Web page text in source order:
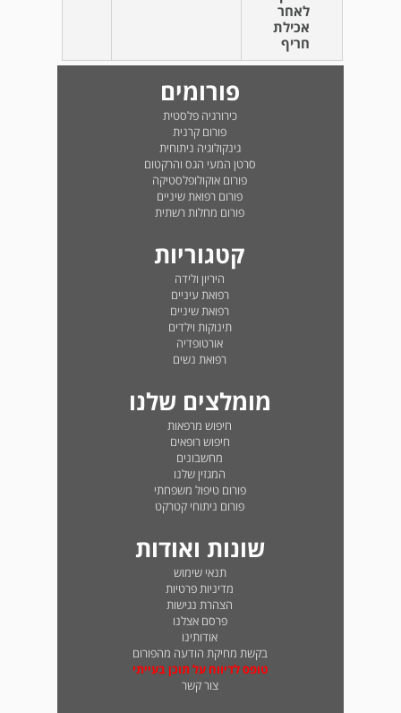
לאחר
אכילת
חריף
פורומים
כירורגיה פלסטית
פורום קרנית
גינקולוגיה ניתוחית
סרטן המעי הגס והרקטום
פורום אוקולופלסטיקה
פורום רפואת שיניים
פורום מחלות רשתית
קטגוריות
היריון ולידה
רפואת עיניים
רפואת שיניים
תינוקות וילדים
אורטופדיה
רפואת נשים
מומלצים שלנו
חיפוש מרפאות
חיפוש רופאים
מחשבונים
המגזין שלנו
פורום טיפול משפחתי
פורום ניתוחי קטרקט
שונות ואודות
תנאי שימוש
מדיניות פרטיות
הצהרת נגישות
פרסם אצלנו
אודותינו
בקשת מחיקת הודעה מהפורום
טופס לדיווח על תוכן בעייתי
צור קשר